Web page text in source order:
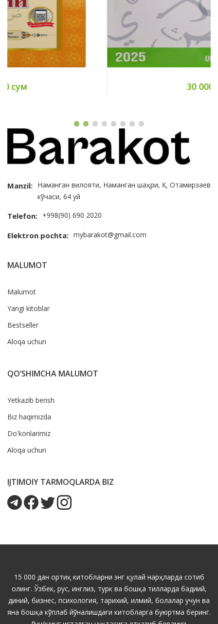
Manzil: Наманган вилояти, Наманган шаҳри, Қ. Отамирзаев
кўчаси, 64 уй
Telefon: +998(90) 690 2020
Elektron pochta: mybarakot@gmail.com
MALUMOT
Malumot
Yangi kitoblar
Bestseller
Aloqa uchun
QO‘SHIMCHA MALUMOT
Yetkazib berish
Biz haqimizda
Do'konlarimiz
Aloqa uchun
IJTIMOIY TARMOQLARDA BIZ
15 000 дан ортиқ китобларни энг қулай нарҳларда сотиб
олинг. Ўзбек, рус, инглиз, турк ва бошқа тилларда бадиий,
диний, бизнес, психология, тарихий, илмий, болалар учун ва
яна бошқа кўплаб йўналишдаги китобларга буюртма беринг.